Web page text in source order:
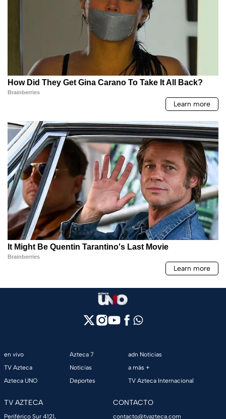
en vivo
TV Azteca
Azteca UNO
Azteca 7
Noticias
Deportes
adn Noticias
a más +
TV Azteca Internacional
TV AZTECA
Periférico Sur 4121,
CONTACTO
contacto@tvazteca.com